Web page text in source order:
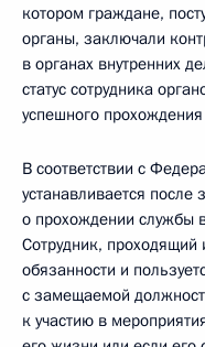
котором граждане,
органы, заключали
в органах внутренних
статус сотрудника
успешного
В соответствии с
устанавливается после
о прохождении службы
Сотрудник,
обязанности и
с замещаемой
к участию в